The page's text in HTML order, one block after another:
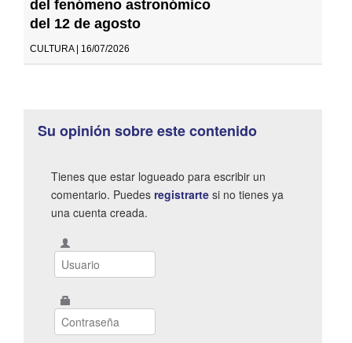
del fenómeno astronómico
del 12 de agosto
CULTURA | 16/07/2026
Su opinión sobre este contenido
Tienes que estar logueado para escribir un
comentario. Puedes registrarte si no tienes ya
una cuenta creada.